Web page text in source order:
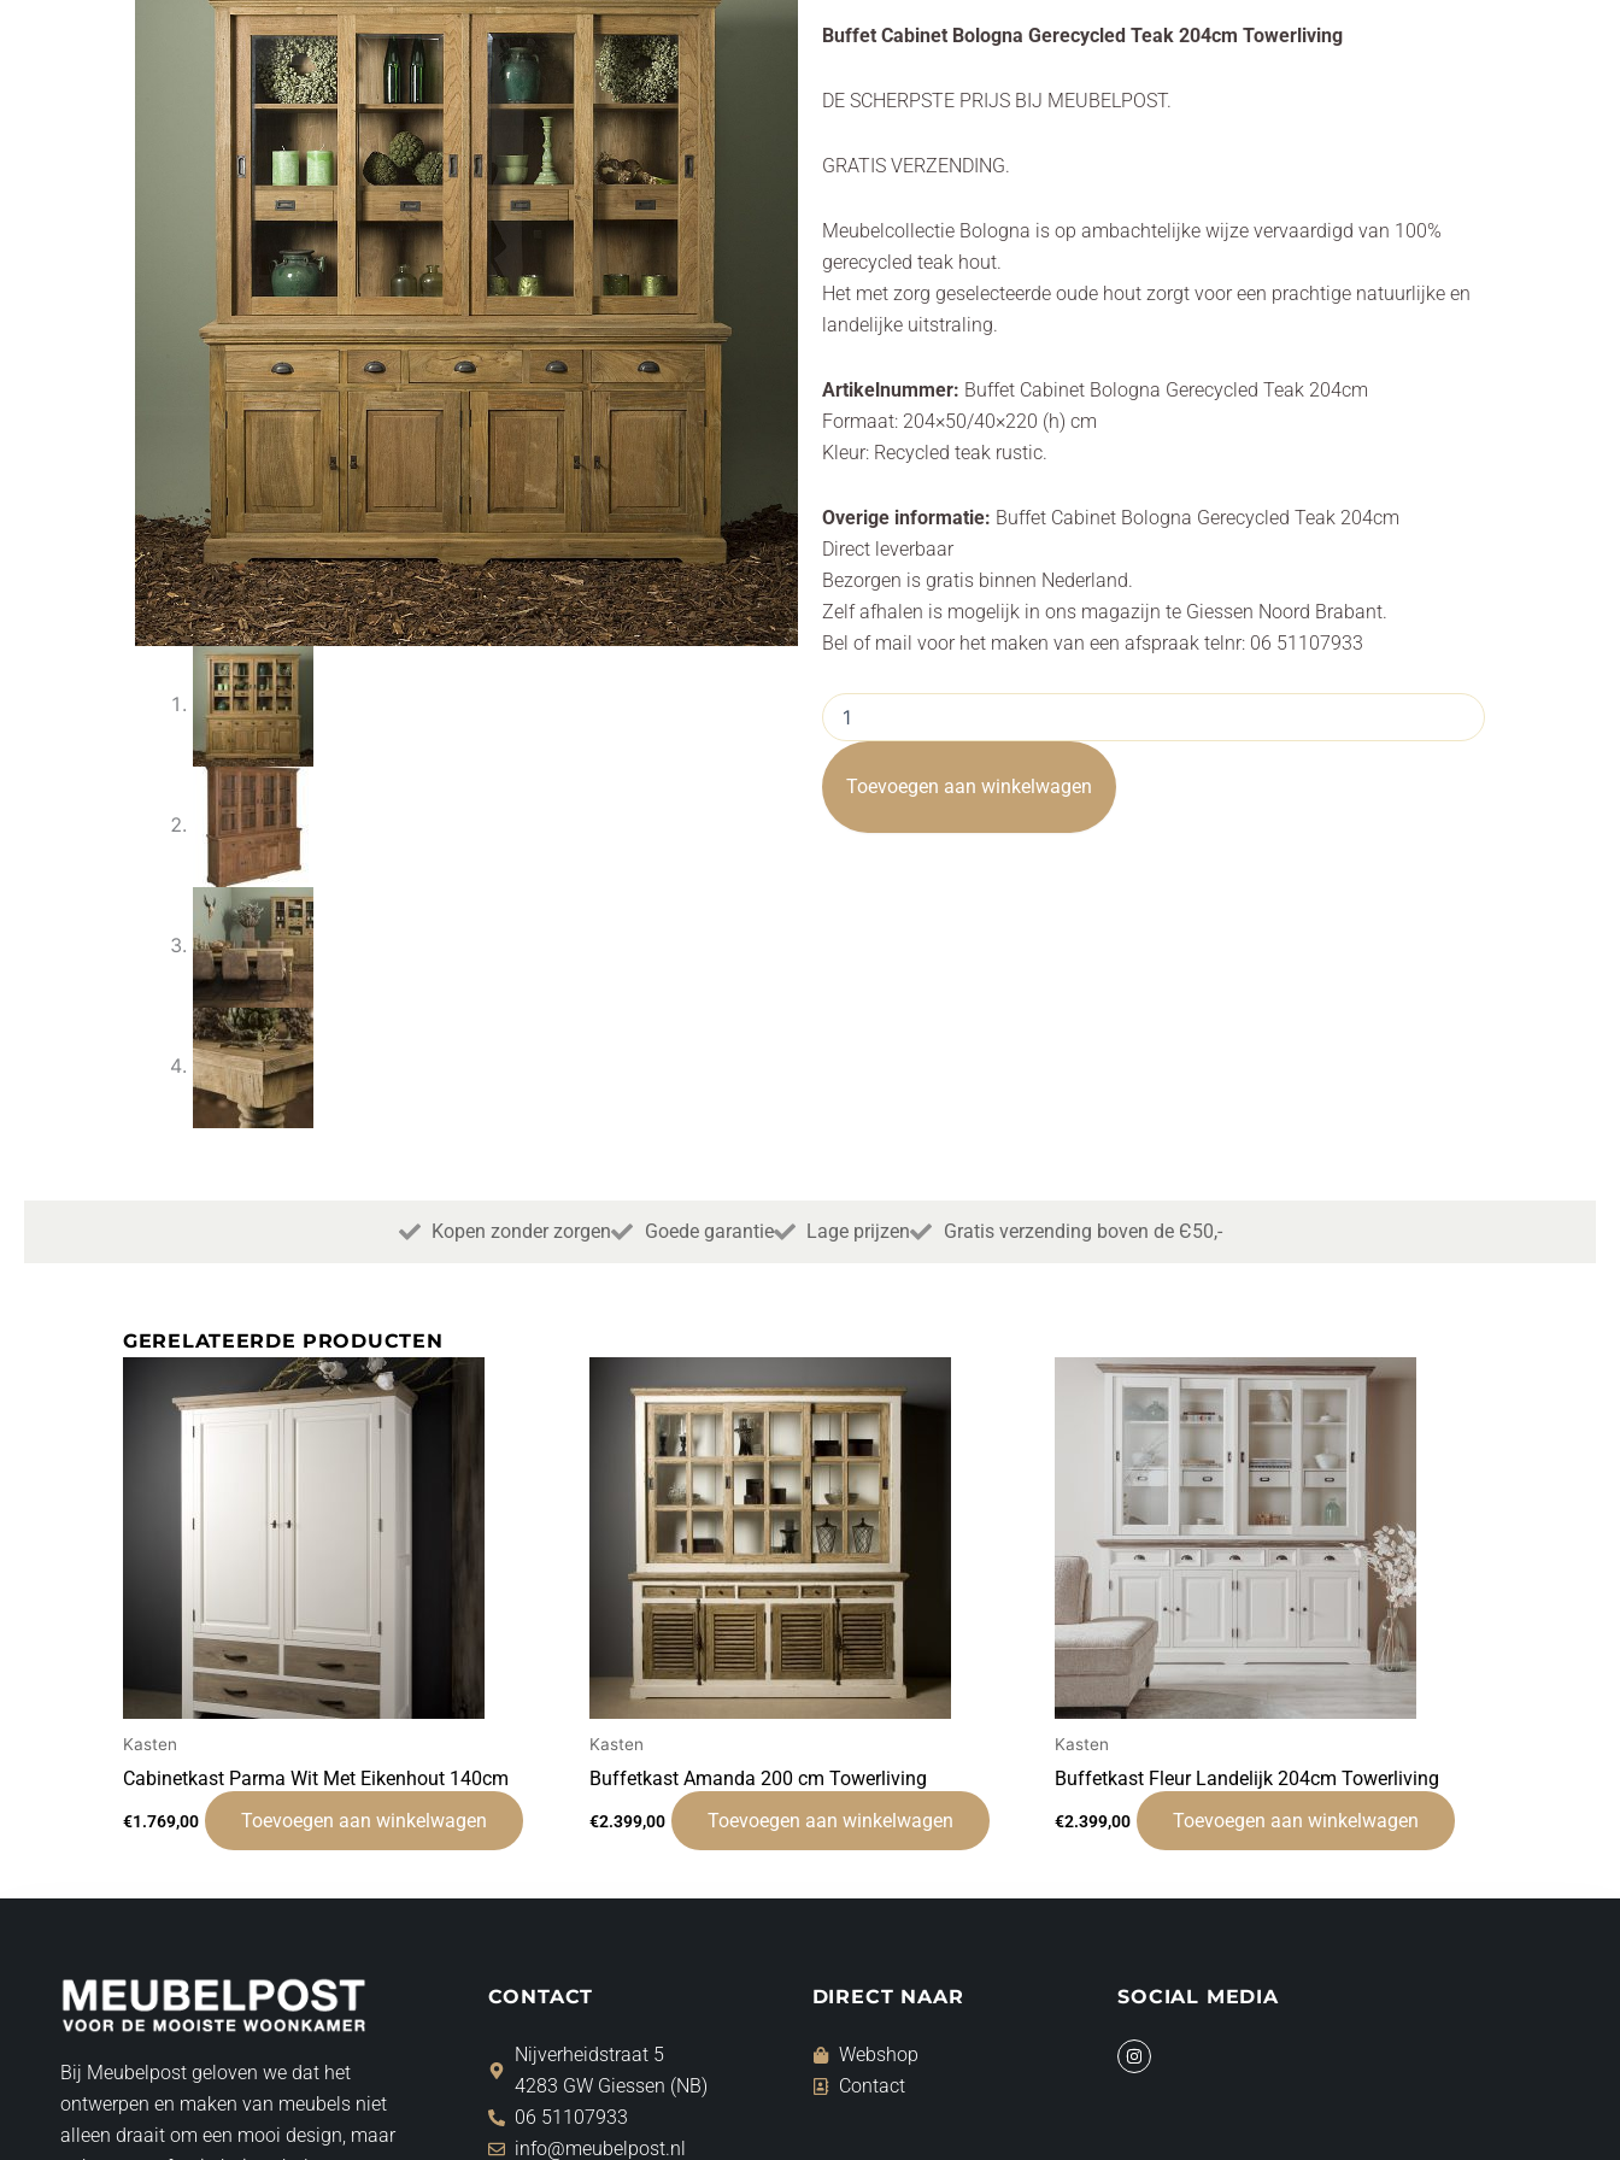
Buffet Cabinet Bologna Gerecycled Teak 204cm Towerliving
DE SCHERPSTE PRIJS BIJ MEUBELPOST.
GRATIS VERZENDING.
Meubelcollectie Bologna is op ambachtelijke wijze vervaardigd van 100%
gerecycled teak hout.
Het met zorg geselecteerde oude hout zorgt voor een prachtige natuurlijke en
landelijke uitstraling.
Artikelnummer: Buffet Cabinet Bologna Gerecycled Teak 204cm
Formaat: 204×50/40×220 (h) cm
Kleur: Recycled teak rustic.
Overige informatie: Buffet Cabinet Bologna Gerecycled Teak 204cm
Direct leverbaar
Bezorgen is gratis binnen Nederland.
Zelf afhalen is mogelijk in ons magazijn te Giessen Noord Brabant.
Bel of mail voor het maken van een afspraak telnr: 06 51107933
Buffet
Cabinet
Bologna
Gerecycled
Teak
204cm
Toevoegen aan winkelwagen
Kopen zonder zorgen Goede garantie Lage prijzen Gratis verzending boven de Є50,-
GERELATEERDE PRODUCTEN
Kasten
Cabinetkast Parma Wit Met Eikenhout 140cm
€1.769,00 Toevoegen aan winkelwagen
Kasten
Buffetkast Amanda 200 cm Towerliving
€2.399,00 Toevoegen aan winkelwagen
Kasten
Buffetkast Fleur Landelijk 204cm Towerliving
€2.399,00 Toevoegen aan winkelwagen
Bij Meubelpost geloven we dat het
ontwerpen en maken van meubels niet
alleen draait om een mooi design, maar
CONTACT
Nijverheidstraat 5
4283 GW Giessen (NB)
06 51107933
info@meubelpost.nl
DIRECT NAAR
Webshop
Contact
SOCIAL MEDIA
I
n
s